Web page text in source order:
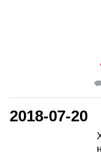
2018-07-20